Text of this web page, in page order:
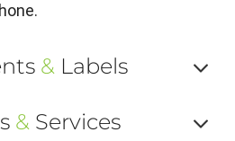
&Labels
& Services